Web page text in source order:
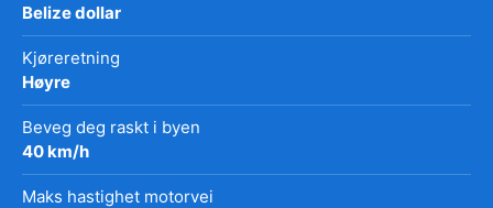
Belize dollar
Kjøreretning
Høyre
Beveg deg raskt i byen
40 km/h
Maks hastighet motorvei